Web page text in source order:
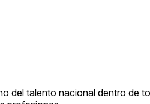
talento nacional dentro de